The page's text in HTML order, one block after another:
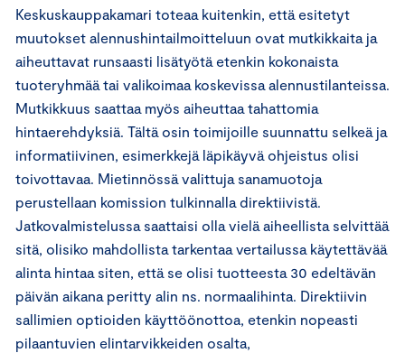
Keskuskauppakamari toteaa kuitenkin, että esitetyt
muutokset alennushintailmoitteluun ovat mutkikkaita ja
aiheuttavat runsaasti lisätyötä etenkin kokonaista
tuoteryhmää tai valikoimaa koskevissa alennustilanteissa.
Mutkikkuus saattaa myös aiheuttaa tahattomia
hintaerehdyksiä. Tältä osin toimijoille suunnattu selkeä ja
informatiivinen, esimerkkejä läpikäyvä ohjeistus olisi
toivottavaa. Mietinnössä valittuja sanamuotoja
perustellaan komission tulkinnalla direktiivistä.
Jatkovalmistelussa saattaisi olla vielä aiheellista selvittää
sitä, olisiko mahdollista tarkentaa vertailussa käytettävää
alinta hintaa siten, että se olisi tuotteesta 30 edeltävän
päivän aikana peritty alin ns. normaalihinta. Direktiivin
sallimien optioiden käyttöönottoa, etenkin nopeasti
pilaantuvien elintarvikkeiden osalta,